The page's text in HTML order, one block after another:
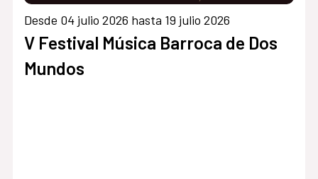
Desde 04 julio 2026 hasta 19 julio 2026
V Festival Música Barroca de Dos
Mundos